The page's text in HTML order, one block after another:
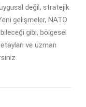
değil, stratejik
gelişmeler, NATO
gibi, bölgesel
ve uzman